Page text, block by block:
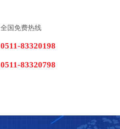
全国免费热线
0511-83320198
0511-83320798